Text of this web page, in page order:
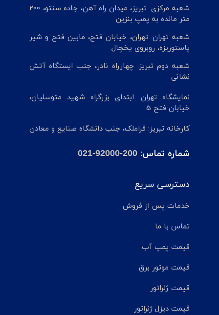
شعبه مرکزی: تبریز، میدان راه آهن، جاده سنتو، 200
متر مانده به پمپ بنزین
شعبه تهران: تهران، خیابان فتح، مابین فتح و شیر
پاستوریزه، روبروی یخچال
شعبه دوم تبریز: چهارراه نادر، جنب ایستگاه آتش
نشانی
نمایشگاه تهران: ابتدای بزرگراه شهید متوسلیان،
خیابان فتح 5
کارخانه تبریز: قراملک، جنب دانشگاه صنایع و معادن
شماره تماس: 021-92000-200
دسترسی سریع
خدمات پس از فروش
تماس با ما
قیمت پمپ آب
قیمت موتور برق
قیمت ژنراتور
قیمت دیزل ژنراتور